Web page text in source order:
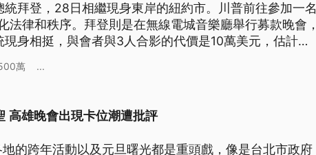
拜登，28日相繼現身東岸的紐約市。川普前往參加一名
法律和秩序。拜登則是在無線電城音樂廳舉行募款晚會，
身相挺，與會者與3人合影的代價是10萬美元，估計一
萬 ...
高雄晚會出現卡位潮遭批評
的跨年活動以及元旦曙光都是重頭戲，像是台北市政府